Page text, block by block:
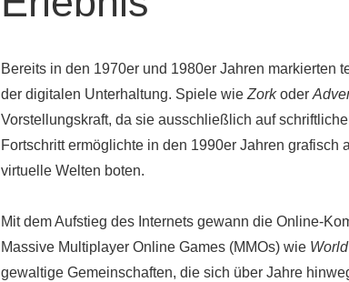
Bereits in den 1970er und 1980er Jahren markierten
der digitalen Unterhaltung. Spiele wieZorkoder
Vorstellungskraft, da sie ausschließlich auf
Fortschritt ermöglichte in den 1990er Jahren
virtuelle Welten boten.
Mit dem Aufstieg des Internets gewann die Online-
Massive Multiplayer Online Games (MMOs) wie
gewaltige Gemeinschaften, die sich über Jahre